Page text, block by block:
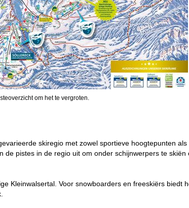
om het te vergroten.
skiregio met zowel sportieve hoogtepunten als
pistes in de regio uit om onder schijnwerpers te
Kleinwalsertal. Voor snowboarders en freeskiërs biedt